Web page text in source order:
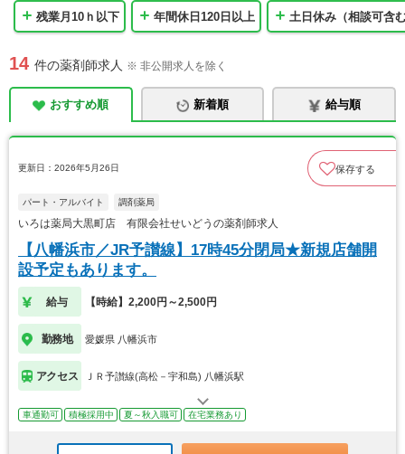
残業月10ｈ以下 年間休日120日以上 土日休み（相談可含
14 件の薬剤師求人 ※ 非公開求人を除く
おすすめ順 新着順 給与順
更新日：2026年5月26日 保存する
パート・アルバイト 調剤薬局
いろは薬局大黒町店 有限会社せいどうの薬剤師求人
【八幡浜市／JR予讃線】17時45分閉局★新規店舗開
設予定もあります。
給与 【時給】2,200円～2,500円
勤務地 愛媛県 八幡浜市
アクセス ＪＲ予讃線(高松－宇和島) 八幡浜駅
車通勤可 積極採用中 夏～秋入職可 在宅業務あり